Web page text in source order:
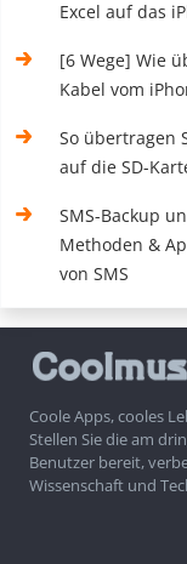
Excel auf das
[6 Wege] Wie
Kabel vom
So übertragen
auf die SD-
SMS-Backup
Methoden &
von SMS
Coole Apps, cooles
Stellen Sie die am
Benutzer bereit,
Wissenschaft und